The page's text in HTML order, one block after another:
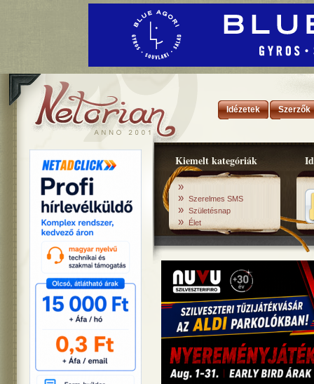
Idézetek Szerzők
Kiemelt kategóriák
»
» Szerelmes SMS
» Születésnap
» Élet